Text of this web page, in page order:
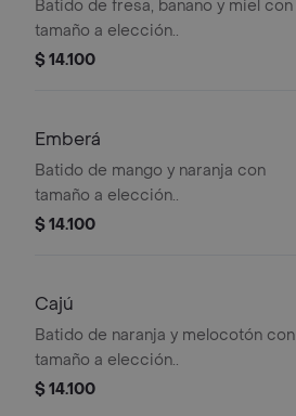
Batido de fresa, banano y miel con
tamaño a elección..
$ 14.100
Emberá
Batido de mango y naranja con
tamaño a elección..
$ 14.100
Cajú
Batido de naranja y melocotón con
tamaño a elección..
$ 14.100